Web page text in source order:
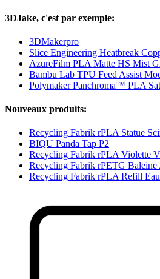
3DJake, c'est par exemple:
3DMakerpro
Slice Engineering Heatbreak
AzureFilm PLA Matte HS Mist
Bambu Lab TPU Feed Assist
Polymaker Panchroma™ PLA
Nouveaux produits:
Recycling Fabrik rPLA Statue
BIQU Panda Tap P2
Recycling Fabrik rPLA Violette
Recycling Fabrik rPETG Baleine
Recycling Fabrik rPLA Refill